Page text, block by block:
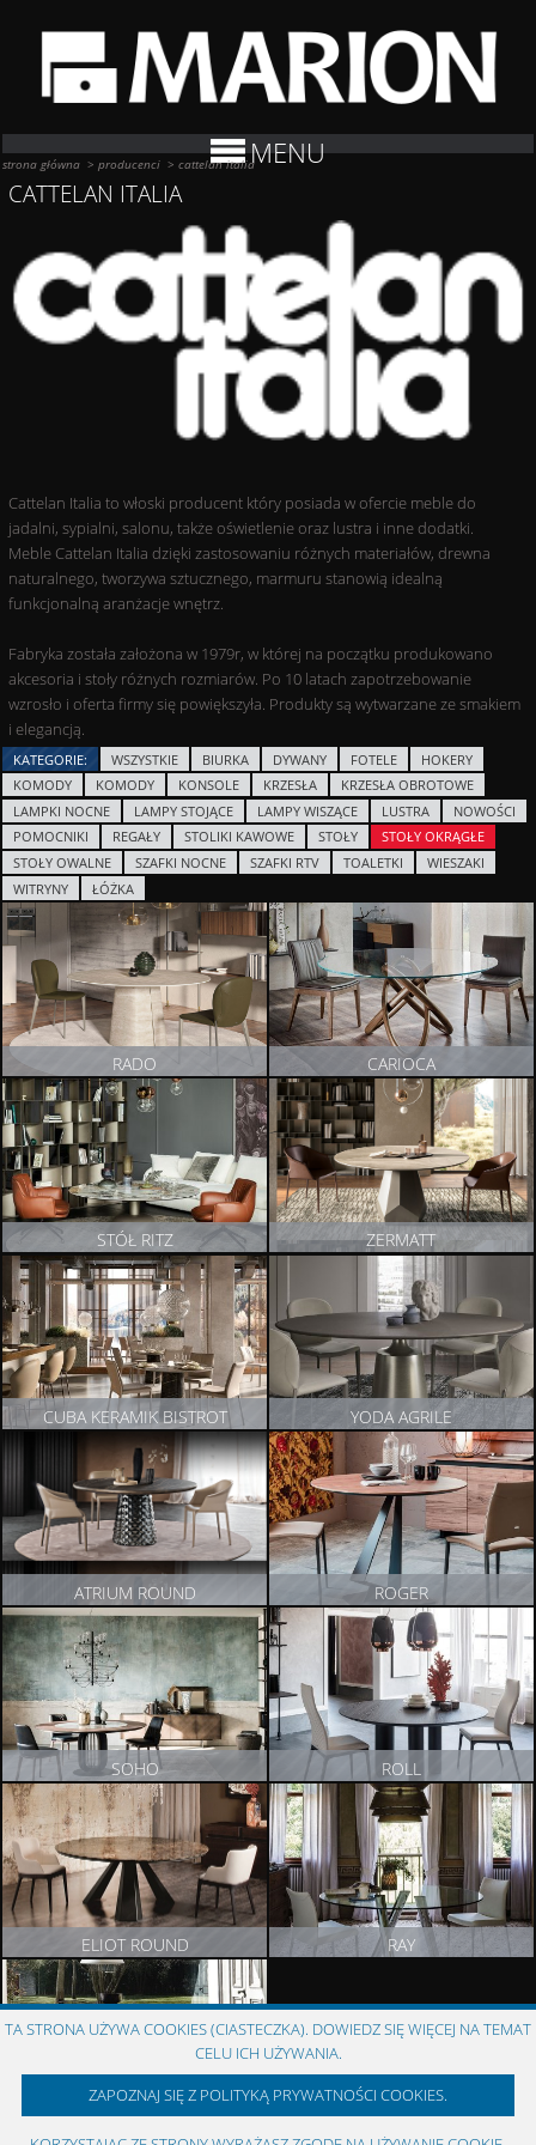
MENU
strona główna >producenci >cattelan italia
CATTELAN ITALIA
Cattelan Italia to włoski producent który posiada w ofercie meble do
jadalni, sypialni, salonu, także oświetlenie oraz lustra i inne dodatki.
Meble Cattelan Italia dzięki zastosowaniu różnych materiałów, drewna
naturalnego, tworzywa sztucznego, marmuru stanowią idealną
funkcjonalną aranżacje wnętrz.
Fabryka została założona w 1979r, w której na początku produkowano
akcesoria i stoły różnych rozmiarów. Po 10 latach zapotrzebowanie
wzrosło i oferta firmy się powiększyła. Produkty są wytwarzane ze smakiem
i elegancją.
KATEGORIE: WSZYSTKIE BIURKA DYWANY FOTELE
HOKERY
KOMODY
KOMODY KONSOLE KRZESŁA
KRZESŁA OBROTOWE
LAMPKI NOCNE
LAMPY STOJĄCE LAMPY WISZĄCE LUSTRA
NOWOŚCI
POMOCNIKI
REGAŁY STOLIKI KAWOWE STOŁY
STOŁY OKRĄGŁE
STOŁY OWALNE
SZAFKI NOCNE SZAFKI RTV TOALETKI
WIESZAKI
WITRYNY
ŁÓŻKA
RADO
ZOBACZ PRODUKT
CARIOCA
ZOBACZ PRODUKT
STÓŁ RITZ
ZOBACZ PRODUKT
ZERMATT
ZOBACZ PRODUKT
CUBA KERAMIK BISTROT
ZOBACZ PRODUKT
YODA AGRILE
ZOBACZ PRODUKT
ATRIUM ROUND
ZOBACZ PRODUKT
ROGER
ZOBACZ PRODUKT
SOHO
ZOBACZ PRODUKT
ROLL
ZOBACZ PRODUKT
ELIOT ROUND
ZOBACZ PRODUKT
RAY
SKORPIO ROUND
TA STRONA UŻYWA COOKIES (CIASTECZKA). DOWIEDZ SIĘ WIĘCEJ NA TEMAT
CELU ICH UŻYWANIA.
ZAPOZNAJ SIĘ Z POLITYKĄ PRYWATNOŚCI COOKIES.